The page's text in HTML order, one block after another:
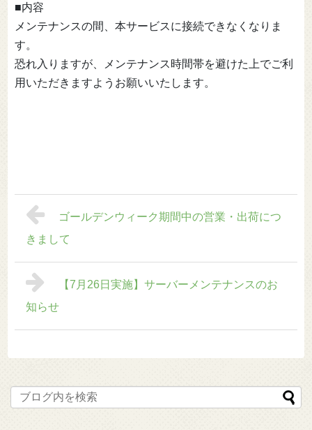
■内容
メンテナンスの間、本サービスに接続できなくなりま
す。
恐れ入りますが、メンテナンス時間帯を避けた上でご利
用いただきますようお願いいたします。
ゴールデンウィーク期間中の営業・出荷につ
きまして
【7月26日実施】サーバーメンテナンスのお
知らせ